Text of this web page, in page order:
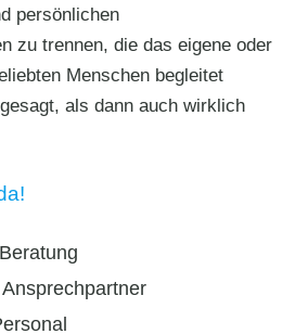
persönlichen
zu trennen, die das eigene oder
Menschen begleitet
als dann auch wirklich